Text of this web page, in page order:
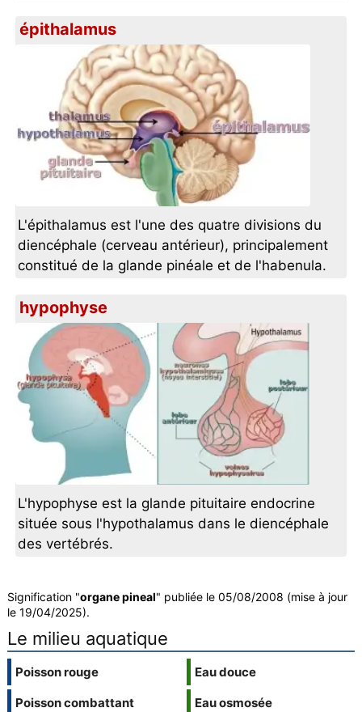
épithalamus
L'épithalamus est l'une des quatre divisions du
diencéphale (cerveau antérieur), principalement
constitué de la glande pinéale et de l'habenula.
hypophyse
L'hypophyse est la glande pituitaire endocrine
située sous l'hypothalamus dans le diencéphale
des vertébrés.
Signification "organe pineal" publiée le 05/08/2008 (mise à jour
le 19/04/2025).
Le milieu aquatique
Poisson rouge
Poisson combattant
Eau douce
Eau osmosée